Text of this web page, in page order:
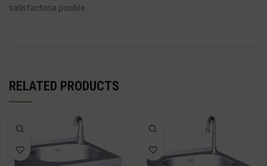
satisfactoria posible.
RELATED PRODUCTS